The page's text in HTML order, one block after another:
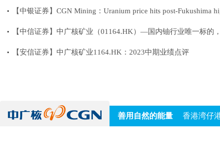
【中银证券】CGN Mining：Uranium price hits post-Fukushima
【中信证券】中广核矿业（01164.HK）—国内铀行业唯一标的
【安信证券】中广核矿业1164.HK：2023中期业绩点评
善用自然的能量 香港湾仔